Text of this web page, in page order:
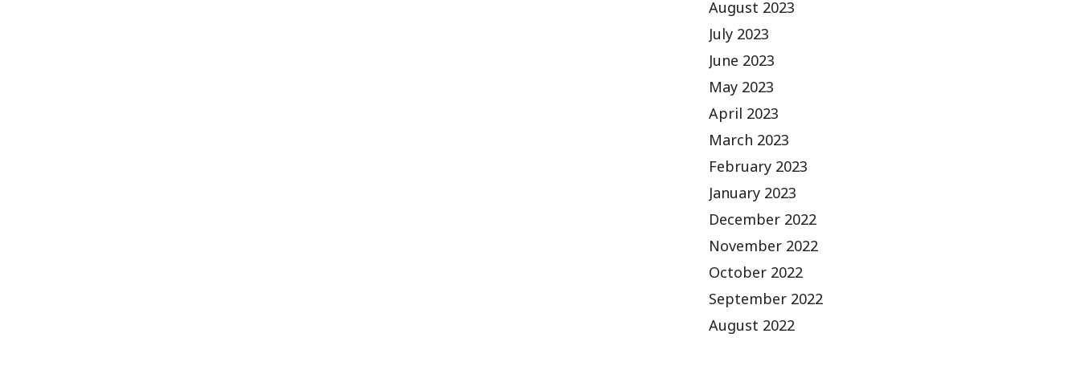
August 2023
July 2023
June 2023
May 2023
April 2023
March 2023
February 2023
January 2023
December 2022
November 2022
October 2022
September 2022
August 2022